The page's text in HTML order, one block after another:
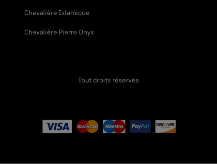
Chevalière Islamique
Chevalière Pierre Onyx
Tout droits réservés